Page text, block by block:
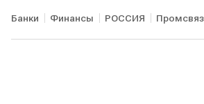
Банки Финансы РОССИЯ
ВПК